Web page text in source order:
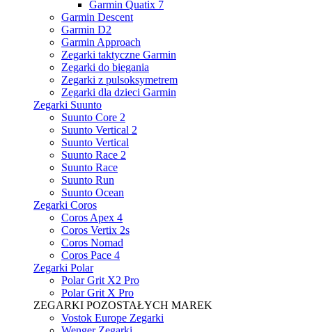
Garmin Quatix 7
Garmin Descent
Garmin D2
Garmin Approach
Zegarki taktyczne Garmin
Zegarki do biegania
Zegarki z pulsoksymetrem
Zegarki dla dzieci Garmin
Zegarki Suunto
Suunto Core 2
Suunto Vertical 2
Suunto Vertical
Suunto Race 2
Suunto Race
Suunto Run
Suunto Ocean
Zegarki Coros
Coros Apex 4
Coros Vertix 2s
Coros Nomad
Coros Pace 4
Zegarki Polar
Polar Grit X2 Pro
Polar Grit X Pro
ZEGARKI POZOSTAŁYCH MAREK
Vostok Europe Zegarki